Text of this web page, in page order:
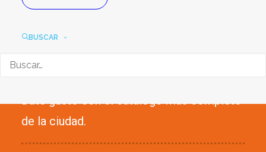
BUSCARGASTRONOMÍA
RESTAURANTES
Date gusto con el catálogo más completo
de la ciudad.